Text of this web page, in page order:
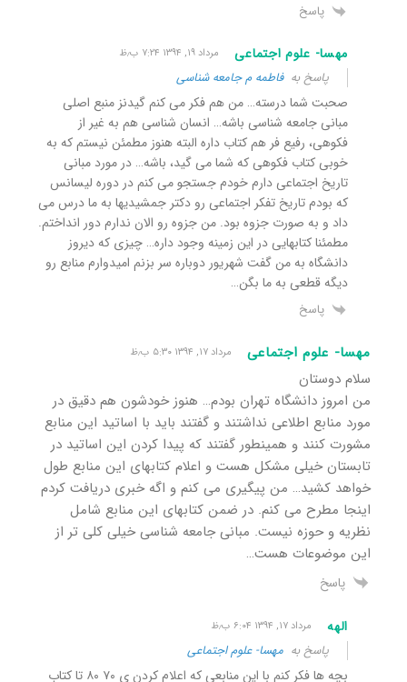
پاسخ
مهسا- علوم اجتماعی مرداد ۱۹, ۱۳۹۴ ۷:۲۴ ب٫ظ
پاسخ بهفاطمه م جامعه شناسی
صحبت شما درسته… من هم فکر می کنم گیدنز منبع اصلی
مبانی جامعه شناسی باشه… انسان شناسی هم به غیر از
فکوهی، رفیع فر هم کتاب داره البته هنوز مطمئن نیستم که به
خوبی کتاب فکوهی که شما می گید، باشه… در مورد مبانی
تاریخ اجتماعی دارم خودم جستجو می کنم در دوره لیسانس
که بودم تاریخ تفکر اجتماعی رو دکتر جمشیدیها به ما درس می
داد و به صورت جزوه بود. من جزوه رو الان ندارم دور انداختم.
مطمئنا کتابهایی در این زمینه وجود داره… چیزی که دیروز
دانشگاه به من گفت شهریور دوباره سر بزنم امیدوارم منابع رو
دیگه قطعی به ما بگن…
پاسخ
مهسا- علوم اجتماعی مرداد ۱۷, ۱۳۹۴ ۵:۳۰ ب٫ظ
سلام دوستان
من امروز دانشگاه تهران بودم… هنوز خودشون هم دقیق در
مورد منابع اطلاعی نداشتند و گفتند باید با اساتید این منابع
مشورت کنند و همینطور گفتند که پیدا کردن این اساتید در
تابستان خیلی مشکل هست و اعلام کتابهای این منابع طول
خواهد کشید… من پیگیری می کنم و اگه خبری دریافت کردم
اینجا مطرح می کنم. در ضمن کتابهای این منابع شامل
نظریه و حوزه نیست. مبانی جامعه شناسی خیلی کلی تر از
این موضوعات هست…
پاسخ
الهه مرداد ۱۷, ۱۳۹۴ ۶:۰۴ ب٫ظ
پاسخ به مهسا- علوم اجتماعی
بچه ها فکر کنم با این منابعی که اعلام کردن ی ۷۰ ۸۰ تا کتاب